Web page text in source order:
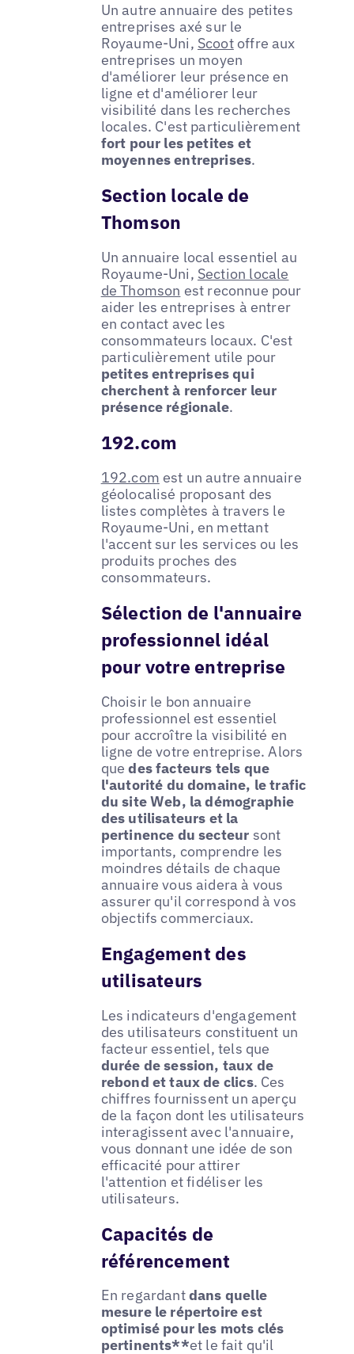
Un autre annuaire des petites
entreprises axé sur le
Royaume-Uni, Scootoffre aux
entreprises un moyen
d'améliorer leur présence en
ligne et d'améliorer leur
visibilité dans les recherches
locales. C'est particulièrement
fort pour les petites et
moyennes entreprises.
Section locale de
Thomson
Un annuaire local essentiel au
Royaume-Uni, Section locale
de Thomson est reconnue pour
aider les entreprises à entrer
en contact avec les
consommateurs locaux. C'est
particulièrement utile pour
petites entreprises qui
cherchent à renforcer leur
présence régionale.
192.com
192.com est un autre annuaire
géolocalisé proposant des
listes complètes à travers le
Royaume-Uni, en mettant
l'accent sur les services ou les
produits proches des
consommateurs.
Sélection de l'annuaire
professionnel idéal
pour votre entreprise
Choisir le bon annuaire
professionnel est essentiel
pour accroître la visibilité en
ligne de votre entreprise. Alors
quedes facteurs tels que
l'autorité du domaine, le trafic
du site Web, la démographie
des utilisateurs et la
pertinence du secteur sont
importants, comprendre les
moindres détails de chaque
annuaire vous aidera à vous
assurer qu'il correspond à vos
objectifs commerciaux.
Engagement des
utilisateurs
Les indicateurs d'engagement
des utilisateurs constituent un
facteur essentiel, tels que
durée de session, taux de
rebond et taux de clics. Ces
chiffres fournissent un aperçu
de la façon dont les utilisateurs
interagissent avec l'annuaire,
vous donnant une idée de son
efficacité pour attirer
l'attention et fidéliser les
utilisateurs.
Capacités de
référencement
En regardantdans quelle
mesure le répertoire est
optimisé pour les mots clés
pertinents**et le fait qu'il